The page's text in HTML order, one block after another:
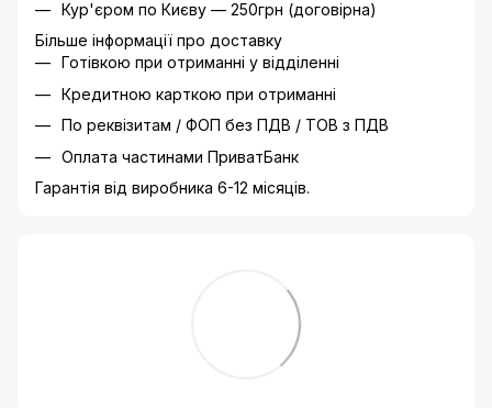
Кур'єром по Києву — 250грн (договірна)
Більше інформації про доставку
Готівкою при отриманні у відділенні
Кредитною карткою при отриманні
По реквізитам / ФОП без ПДВ / ТОВ з ПДВ
Оплата частинами ПриватБанк
Гарантія від виробника 6-12 місяців.